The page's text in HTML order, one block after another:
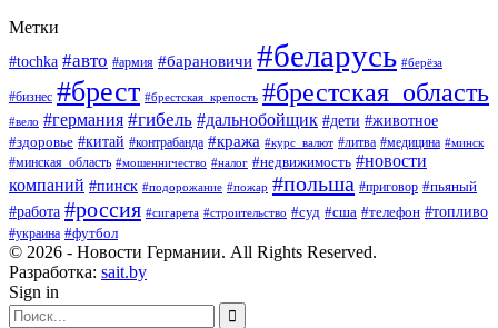
Метки
#tochka #авто #армия #барановичи #беларусь #берёза
#бизнес #брест #брестская_крепость #брестская_область
#вело #германия #гибель #дальнобойщик #дети #животное
#здоровье #китай #контрабанда #кража #курс_валют #литва #медицина #минск
#минская_область #мошенничество #налог #недвижимость #новости
компаний #пинск #подорожание #пожар #польша #приговор #пьяный
#работа #россия #сигарета #строительство #суд #сша #телефон #топливо
#украина #футбол
© 2026 - Новости Германии. All Rights Reserved.
Разработка: sait.by
Sign in